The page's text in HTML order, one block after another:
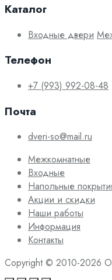
Каталог
Входные двери
Телефон
+7 (993) 992-08-48
Почта
dveri-so@mail.ru
Межкомнатные
Входные
Напольные
Акции и скидки
Наши работы
Информация
Контакты
Copyright © 2010-2026